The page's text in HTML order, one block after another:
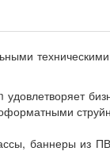
техническими
баннеры из